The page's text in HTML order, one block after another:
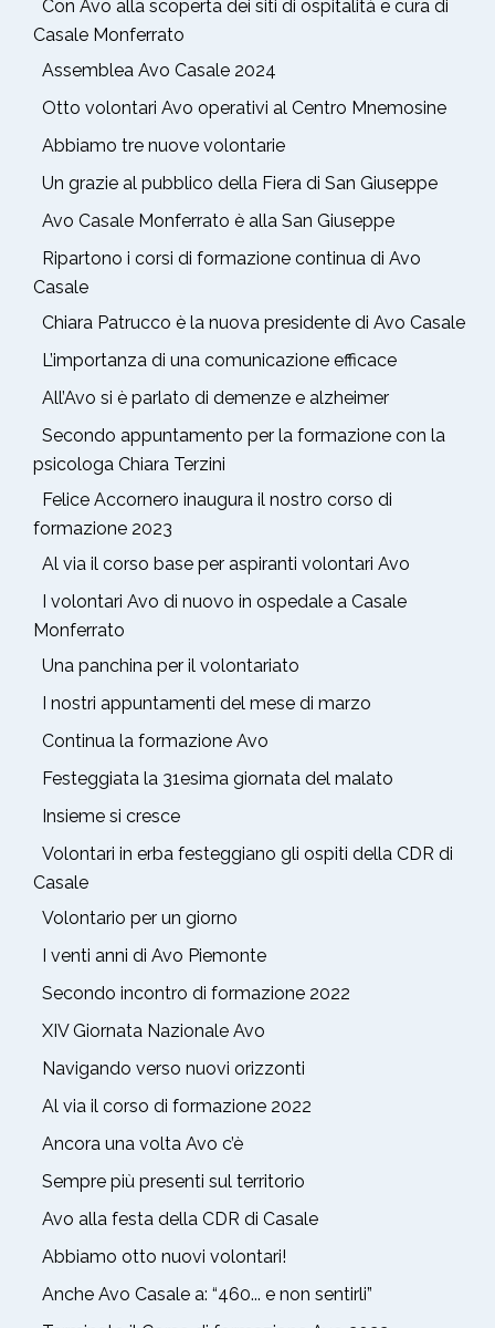
Con Avo alla scoperta dei siti di ospitalità e cura di
Casale Monferrato
Assemblea Avo Casale 2024
Otto volontari Avo operativi al Centro Mnemosine
Abbiamo tre nuove volontarie
Un grazie al pubblico della Fiera di San Giuseppe
Avo Casale Monferrato è alla San Giuseppe
Ripartono i corsi di formazione continua di Avo
Casale
Chiara Patrucco è la nuova presidente di Avo Casale
L’importanza di una comunicazione efficace
All’Avo si è parlato di demenze e alzheimer
Secondo appuntamento per la formazione con la
psicologa Chiara Terzini
Felice Accornero inaugura il nostro corso di
formazione 2023
Al via il corso base per aspiranti volontari Avo
I volontari Avo di nuovo in ospedale a Casale
Monferrato
Una panchina per il volontariato
I nostri appuntamenti del mese di marzo
Continua la formazione Avo
Festeggiata la 31esima giornata del malato
Insieme si cresce
Volontari in erba festeggiano gli ospiti della CDR di
Casale
Volontario per un giorno
I venti anni di Avo Piemonte
Secondo incontro di formazione 2022
XIV Giornata Nazionale Avo
Navigando verso nuovi orizzonti
Al via il corso di formazione 2022
Ancora una volta Avo c’è
Sempre più presenti sul territorio
Avo alla festa della CDR di Casale
Abbiamo otto nuovi volontari!
Anche Avo Casale a: “460... e non sentirli”